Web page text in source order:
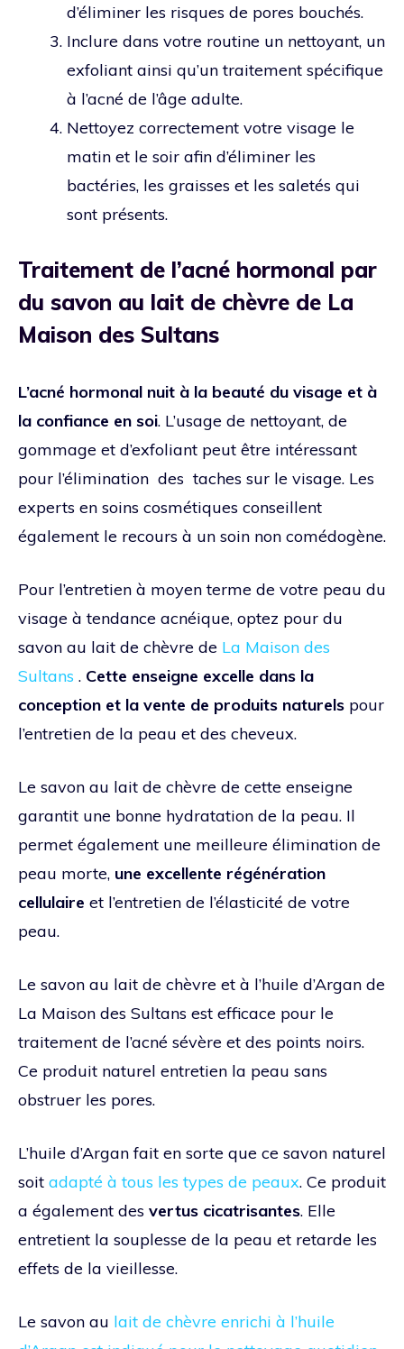
d’éliminer les risques de pores bouchés.
Inclure dans votre routine un nettoyant, un
exfoliant ainsi qu’un traitement spécifique
à l’acné de l’âge adulte.
Nettoyez correctement votre visage le
matin et le soir afin d’éliminer les
bactéries, les graisses et les saletés qui
sont présents.
Traitement de l’acné hormonal par
du savon au lait de chèvre de La
Maison des Sultans
L’acné hormonal nuit à la beauté du visage et à
la confiance en soi. L’usage de nettoyant, de
gommage et d’exfoliant peut être intéressant
pour l’élimination des taches sur le visage. Les
experts en soins cosmétiques conseillent
également le recours à un soin non comédogène.
Pour l’entretien à moyen terme de votre peau du
visage à tendance acnéique, optez pour du
savon au lait de chèvre de La Maison des
Sultans . Cette enseigne excelle dans la
conception et la vente de produits naturels pour
l’entretien de la peau et des cheveux.
Le savon au lait de chèvre de cette enseigne
garantit une bonne hydratation de la peau. Il
permet également une meilleure élimination de
peau morte, une excellente régénération
cellulaire et l’entretien de l’élasticité de votre
peau.
Le savon au lait de chèvre et à l’huile d’Argan de
La Maison des Sultans est efficace pour le
traitement de l’acné sévère et des points noirs.
Ce produit naturel entretien la peau sans
obstruer les pores.
L’huile d’Argan fait en sorte que ce savon naturel
soit adapté à tous les types de peaux. Ce produit
a également des vertus cicatrisantes. Elle
entretient la souplesse de la peau et retarde les
effets de la vieillesse.
Le savon au lait de chèvre enrichi à l’huile